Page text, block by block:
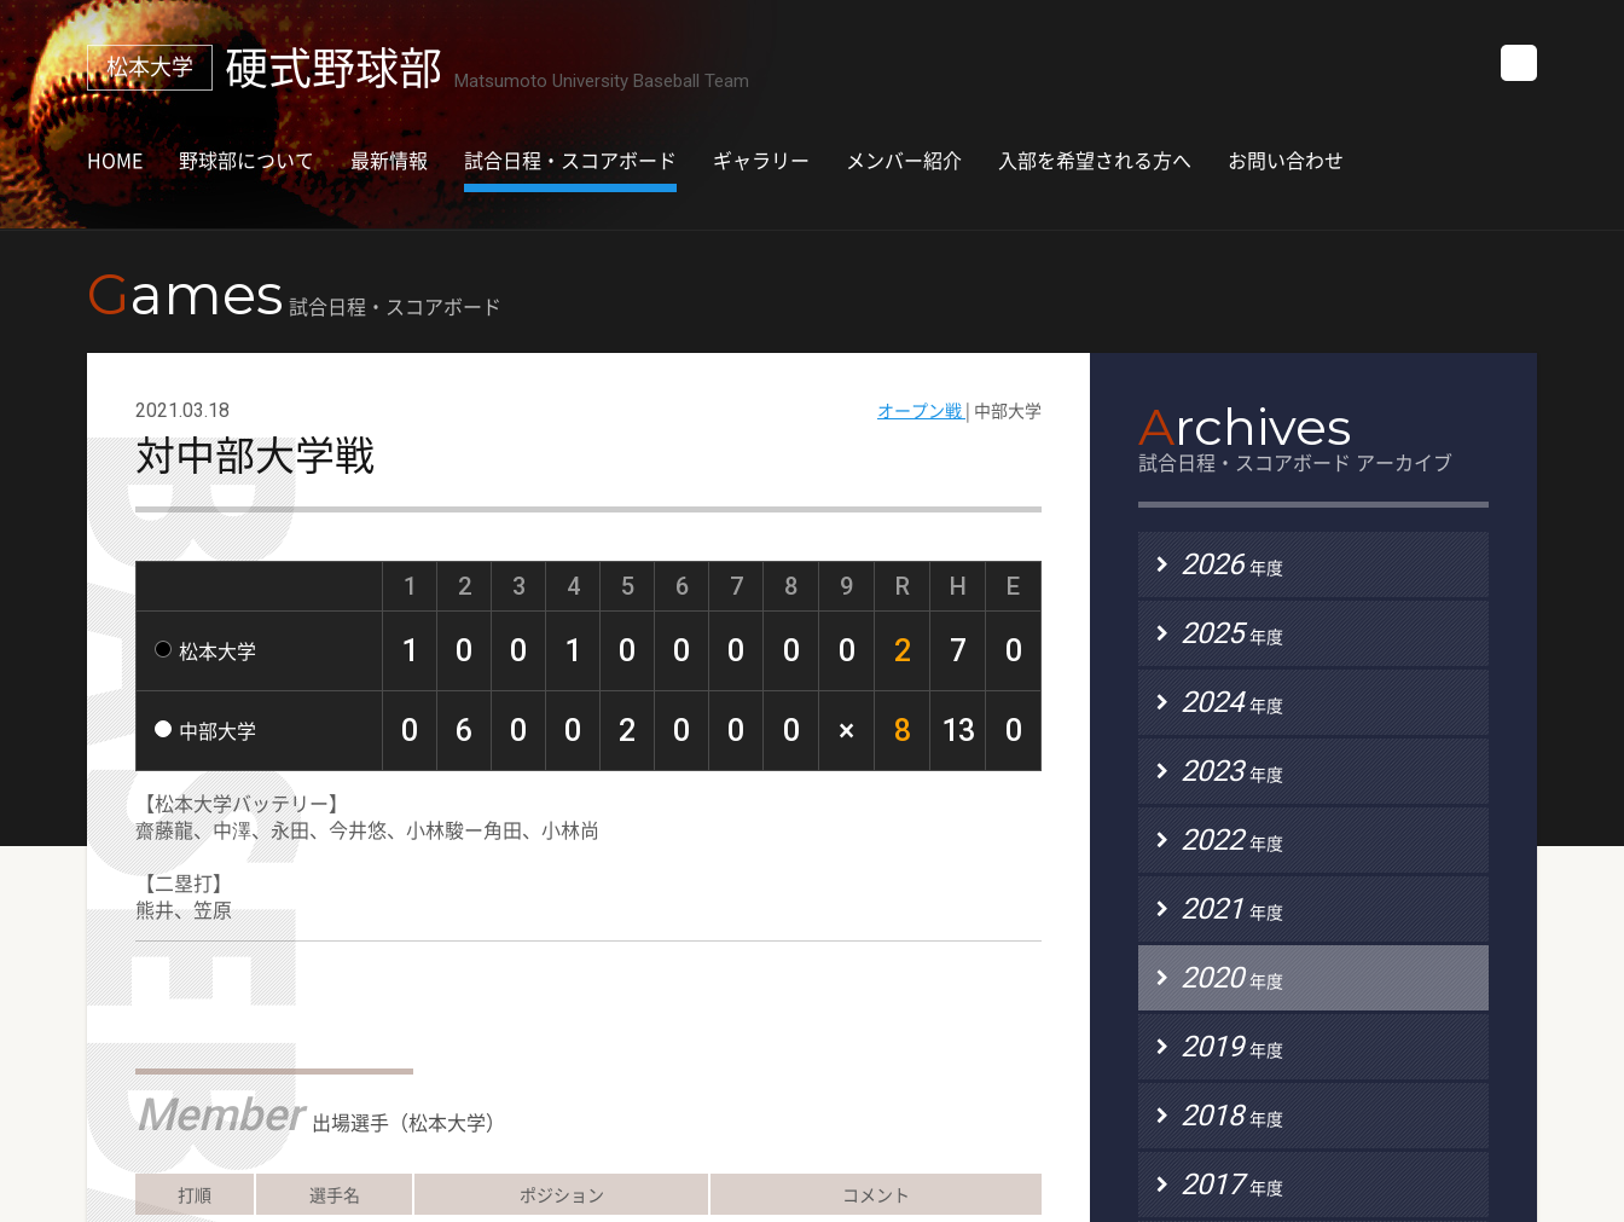
松本大学 硬式野球部 Matsumoto University Baseball Team
HOME 野球部について 最新情報 試合日程・スコアボード ギャラリー メンバー紹介 入部を希望される方へ お問い合わせ
Games 試合日程・スコアボード
2021.03.18
対中部大学戦
オープン戦 | 中部大学
1 2 3 4 5 6 7 8 9 R H E
松本大学 1 0 0 1 0 0 0 0 0 2 7 0
中部大学 0 6 0 0 2 0 0 0 × 8 13 0
【松本大学バッテリー】
齋藤龍、中澤、永田、今井悠、小林駿ー角田、小林尚
【二塁打】
熊井、笠原
Member 出場選手（松本大学）
打順 選手名 ポジション
コメント
Archives
試合日程・スコアボード アーカイブ
2026 年度
2025 年度
2024 年度
2023 年度
2022 年度
2021 年度
2020 年度
2019 年度
2018 年度
2017 年度